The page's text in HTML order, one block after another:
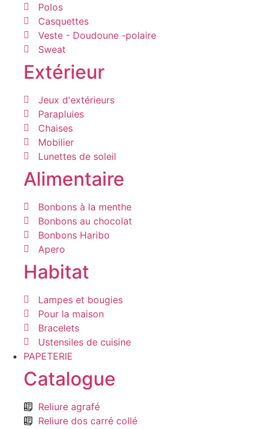
Polos
Casquettes
Veste - Doudoune -polaire
Sweat
Extérieur
Jeux d'extérieurs
Parapluies
Chaises
Mobilier
Lunettes de soleil
Alimentaire
Bonbons à la menthe
Bonbons au chocolat
Bonbons Haribo
Apero
Habitat
Lampes et bougies
Pour la maison
Bracelets
Ustensiles de cuisine
PAPETERIE
Catalogue
Reliure agrafé
Reliure dos carré collé